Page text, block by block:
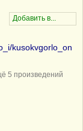
kusokvgorlo_on
5 произведений